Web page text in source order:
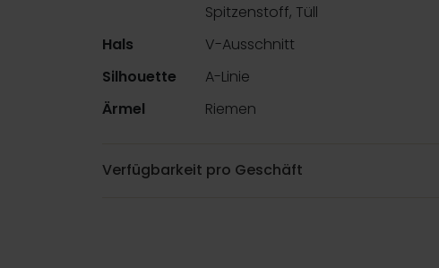
Spitzenstoff, Tüll
Hals
V-Ausschnitt
Silhouette
A-Linie
Ärmel
Riemen
Verfügbarkeit pro Geschäft